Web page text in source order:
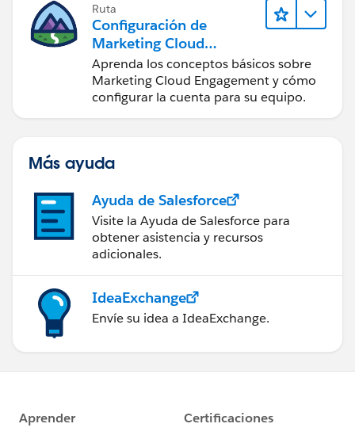
Ruta
Configuración de
Marketing Cloud
Engagement
Aprenda los conceptos básicos sobre
Marketing Cloud Engagement y cómo
configurar la cuenta para su equipo.
Más ayuda
Ayuda de Salesforce
Visite la Ayuda de Salesforce para
obtener asistencia y recursos
adicionales.
IdeaExchange
Envíe su idea a IdeaExchange.